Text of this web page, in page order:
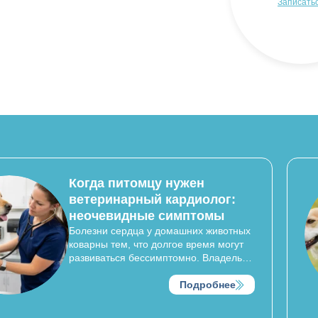
Когда питомцу нужен
ветеринарный кардиолог:
неочевидные симптомы
Болезни сердца у домашних животных
коварны тем, что долгое время могут
развиваться бессимптомно. Владельцы
собаки на возраст, а одышку кошки —
на жару в квартире. Однако сердечно-
Подробнее